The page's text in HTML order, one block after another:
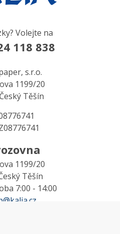
Volejte na
118 838
s.r.o.
1199/20
Těšín
1199/20
Těšín
7:00 - 14:00